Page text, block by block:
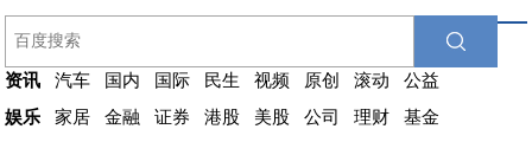
资讯 汽车 国内 国际 民生 视频 原创 滚动
公益
娱乐
家居 金融 证券 港股 美股 公司 理财
基金